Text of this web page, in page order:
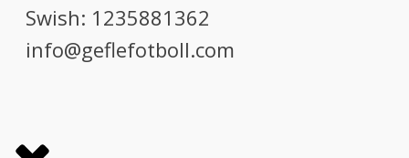
Swish: 1235881362
info@geflefotboll.com